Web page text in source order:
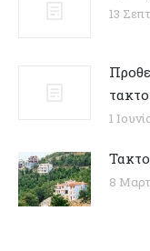
13
1
8